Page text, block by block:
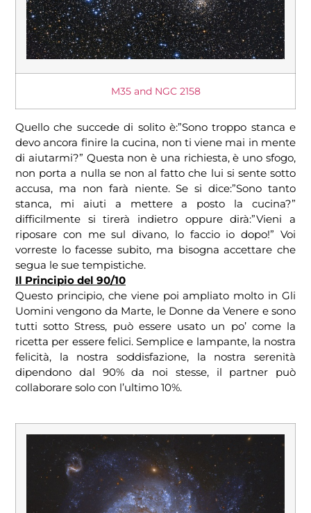
M35 and NGC 2158
Quello che succede di solito è:”Sono troppo stanca e
devo ancora finire la cucina, non ti viene mai in mente
di aiutarmi?” Questa non è una richiesta, è uno sfogo,
non porta a nulla se non al fatto che lui si sente sotto
accusa, ma non farà niente. Se si dice:”Sono tanto
stanca, mi aiuti a mettere a posto la cucina?”
difficilmente si tirerà indietro oppure dirà:”Vieni a
riposare con me sul divano, lo faccio io dopo!” Voi
vorreste lo facesse subito, ma bisogna accettare che
segua le sue tempistiche.
Il Principio del 90/10
Questo principio, che viene poi ampliato molto in Gli
Uomini vengono da Marte, le Donne da Venere e sono
tutti sotto Stress, può essere usato un po’ come la
ricetta per essere felici. Semplice e lampante, la nostra
felicità, la nostra soddisfazione, la nostra serenità
dipendono dal 90% da noi stesse, il partner può
collaborare solo con l’ultimo 10%.